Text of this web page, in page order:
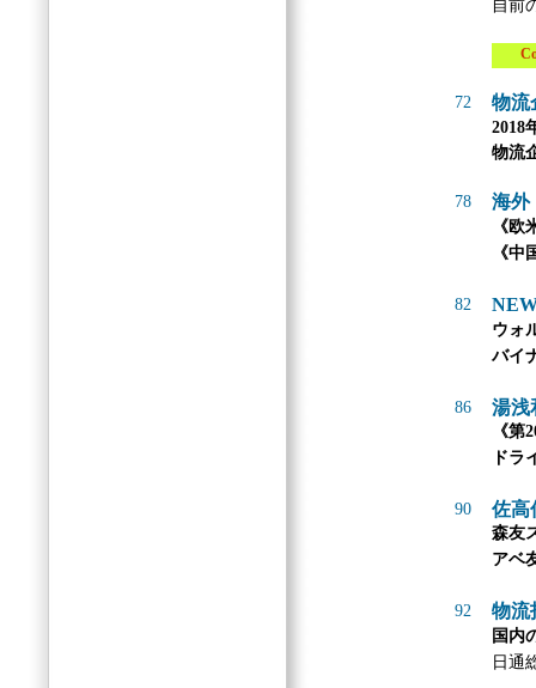
自前
72 物流
2018
物流
78 海外
《欧
《中
82
ウォ
バイ
86 湯浅
《第
ドラ
90 佐高
森友
アベ
92 物流
国内
日通